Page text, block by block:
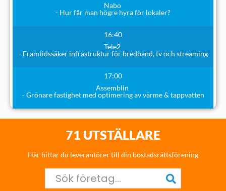
Nabo
- Hur får man högre hyra för lokaler?
16:40
Tele2
- Framtidssäker infrastruktur för bredband, tv och streaming
17:00
Assemblin
- Grönare fastighet med optimering av värme & tappvatten
71 UTSTÄLLARE
Här hittar du leverantörer till din bostadsrättsförening